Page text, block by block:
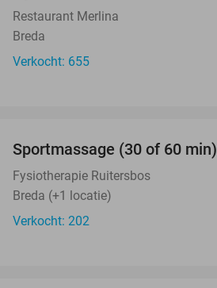
Restaurant Merlina
Breda
Verkocht: 655
Sportmassage (30 of 60 min)
Fysiotherapie Ruitersbos
Breda (+1 locatie)
Verkocht: 202